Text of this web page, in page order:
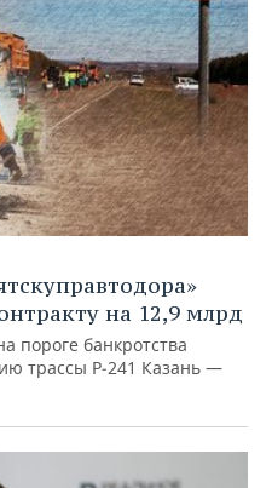
на 12,9 млрд
пороге банкротства
трассы Р‑241 Казань —